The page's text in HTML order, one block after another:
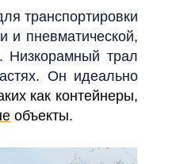
транспортировки
и пневматической,
Низкорамный трал
Он идеально
как контейнеры,
объекты.